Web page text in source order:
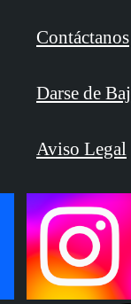
Contáctanos
Darse de
Aviso Legal